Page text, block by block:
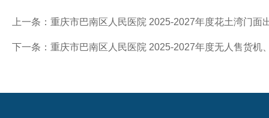
上一条： 重庆市巴南区人民医院 2025-2027年度花土湾门面
下一条： 重庆市巴南区人民医院 2025-2027年度无人售货机